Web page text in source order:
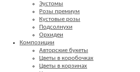
Эустомы
Розы премиум
Кустовые розы
Подсолнухи
Орхидеи
Композиции
Авторские букеты
Цветы в коробочках
Цветы в корзинах